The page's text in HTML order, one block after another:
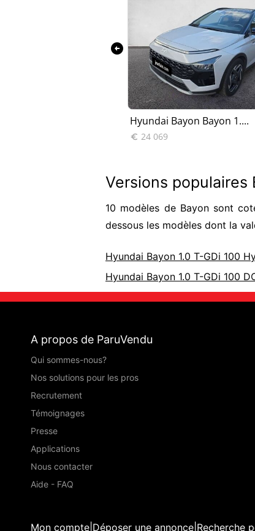
Hyundai Bayon Bayon 1....
 24 069
arrow_circle_left
Versions populaires
10 modèles de Bayon sont
dessous les modèles dont la
Hyundai Bayon 1.0 T-GDi 100
Hyundai Bayon 1.0 T-GDi 100
A propos de ParuVendu
Qui sommes-nous?
Nos solutions pour les pros
Recrutement
Témoignages
Presse
Applications
Nous contacter
Aide - FAQ
Mon compte Déposer une annonce Recherche